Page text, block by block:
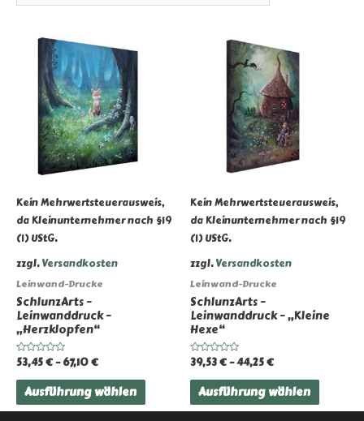
Kein Mehrwertsteuerausweis,
da Kleinunternehmer nach §19
(1) UStG.
zzgl.Versandkosten
Leinwand-Drucke
SchlunzArts –
Leinwanddruck –
„Herzklopfen“
Bewertet
mit
0
von
53,45€–67,10€
Ausführung wählen
Dieses
Produkt
Kein Mehrwertsteuerausweis,
da Kleinunternehmer nach §19
(1) UStG.
zzgl.Versandkosten
Leinwand-Drucke
SchlunzArts –
Leinwanddruck – „Kleine
Hexe“
Bewertet
0
von
39,53€–44,25€
Ausführung wählen
Dieses
Produkt